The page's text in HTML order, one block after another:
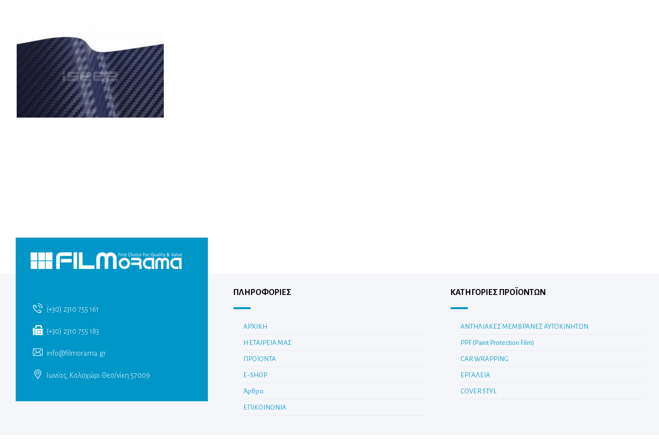
(+30) 2310 755 161
(+30) 2310 755 183
info@filmorama.gr
Ιωνίας, Καλοχώρι Θεσ/νίκη 57009
ΠΛΗΡΟΦΟΡΙΕΣ
ΑΡΧΙΚΗ
Η ΕΤΑΙΡΕΙΑ ΜΑΣ
ΠΡΟΪΟΝΤΑ
E-SHOP
Άρθρα
ΕΠΙΚΟΙΝΩΝΙΑ
ΚΑΤΗΓΟΡΊΕΣ ΠΡΟΪΌΝΤΩΝ
ΑΝΤΗΛΙΑΚΕΣ ΜΕΜΒΡΑΝΕΣ ΑΥΤΟΚΙΝΗΤΩΝ
PPF (Paint Protection Film)
CAR WRAPPING
ΕΡΓΑΛΕΙΑ
COVER STYL